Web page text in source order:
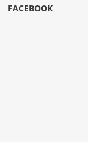
FACEBOOK